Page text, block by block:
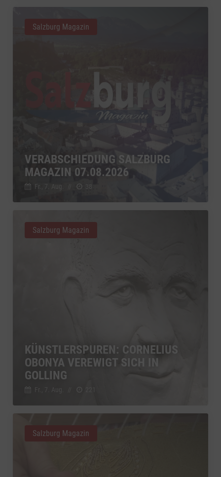
VERABSCHIEDUNG SALZBURG
MAGAZIN 07.08.2026
Fr., 7. Aug. 38
Salzburg Magazin
KÜNSTLERSPUREN: CORNELIUS
OBONYA VEREWIGT SICH IN
GOLLING
Fr., 7. Aug.
Salzburg Magazin
Salzburg Magazin